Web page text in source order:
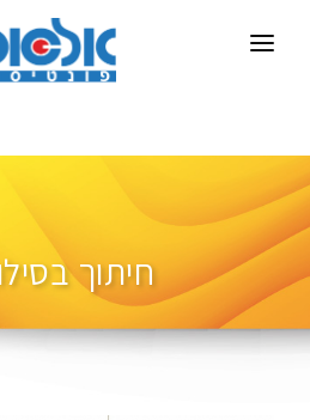
מוצרים
יד שניה
הורדות
כניסת לקוחות
חיתוך